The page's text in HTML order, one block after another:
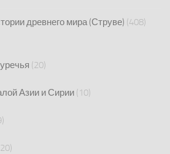
древнего мира (Струве) (408)
(20)
Азии и Сирии (10)